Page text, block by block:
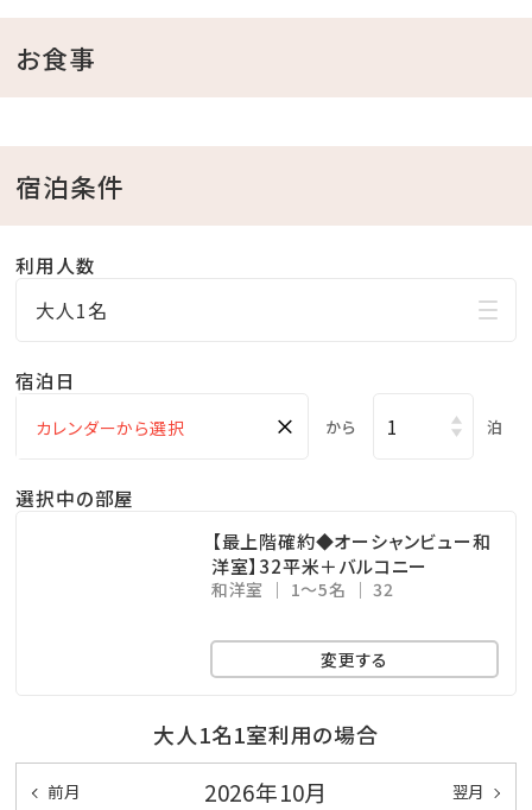
＝＝＝＝＝＝＝＝＝＝＝＝＝＝＝＝＝＝＝＝
□沖縄と言えば海！ホテル目の前がプライベートビーチ
♪
チェックイン後、お部屋で水着に着替えてビーチへ直
行！
小さなお子様連れのパパママも屋外プールだったら
お楽しみ頂けます♪
※遊泳期間…４月～１０月末迄
マリンスポーツやレジャーで 疲れた身体をのんびり
休めることのできる広々空間。
ここからも美しい海を眺めることができます！
※ご利用時間…06：00～10：00／15：00～24：00
★☆観光情報☆★
お食事
宿泊条件
利用人数
大人1名
宿泊日
× から 泊
選択中の部屋
【最上階確約◆オーシャンビュー和
洋室】32平米＋バルコニー
和洋室 1～5名 32
変更する
大人1名1室利用の場合
前月 2026年10月 翌月